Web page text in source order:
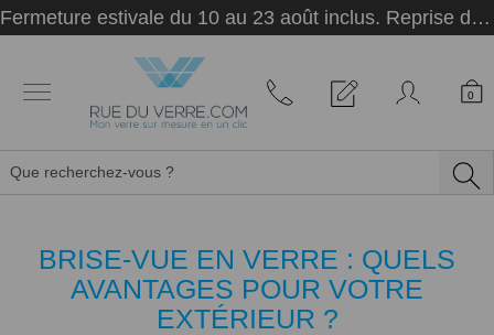
Fermeture estivale du 10 au 23 août inclus. Reprise des activités le 24 août.
0
BRISE-VUE EN VERRE : QUELS
AVANTAGES POUR VOTRE
EXTÉRIEUR ?
Panneau de gestion des cookies